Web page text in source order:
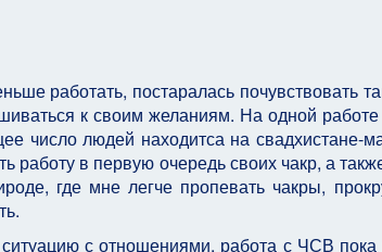
работать, постаралась почувствовать
к своим желаниям. На одной работе
число людей находитса на свадхистане-
работу в первую очередь своих чакр, а
где мне легче пропевать чакры,
с отношениями, работа с ЧСВ пока